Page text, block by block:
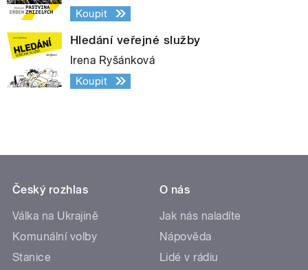
Koupit
Hledání veřejné služby
Irena Ryšánková
Koupit
Český rozhlas
Válka na Ukrajině
Komunální volby
Stanice
O nás
Jak nás naladíte
Nápověda
Lidé v rádiu